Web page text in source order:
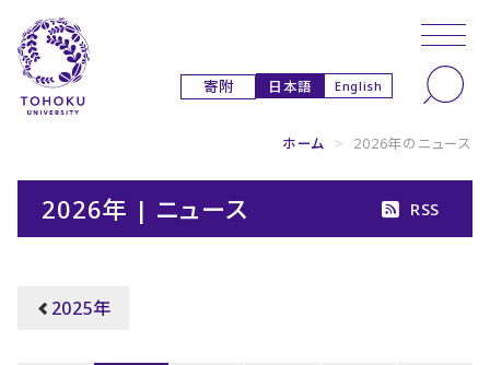
寄附 日本語 English
ホーム > 2026年のニュース
2026年 | ニュース RSS
2025年